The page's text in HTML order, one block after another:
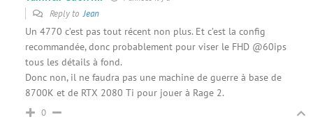
Reply toJean
Un 4770 c’est pas tout récent non plus. Et c’est la config
recommandée, donc probablement pour viser le FHD @60ips
tous les détails à fond.
Donc non, il ne faudra pas une machine de guerre à base de
8700K et de RTX 2080 Ti pour jouer à Rage 2.
0